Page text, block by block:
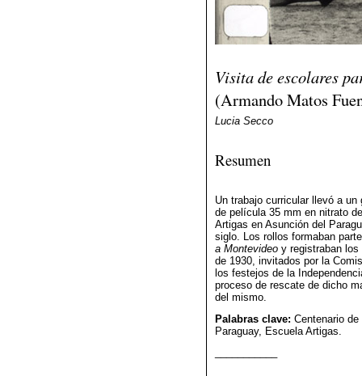
Visita de escolares
(Armando Matos
Lucia Secco
Resumen
Un trabajo curricular llevó a
de película 35 mm en nitrato
Artigas en Asunción del
siglo. Los rollos formaban
a Montevideo y registraban
de 1930, invitados por la
los festejos de la
proceso de rescate de dicho
del mismo.
Palabras clave: Centenario
Paraguay, Escuela Artigas.